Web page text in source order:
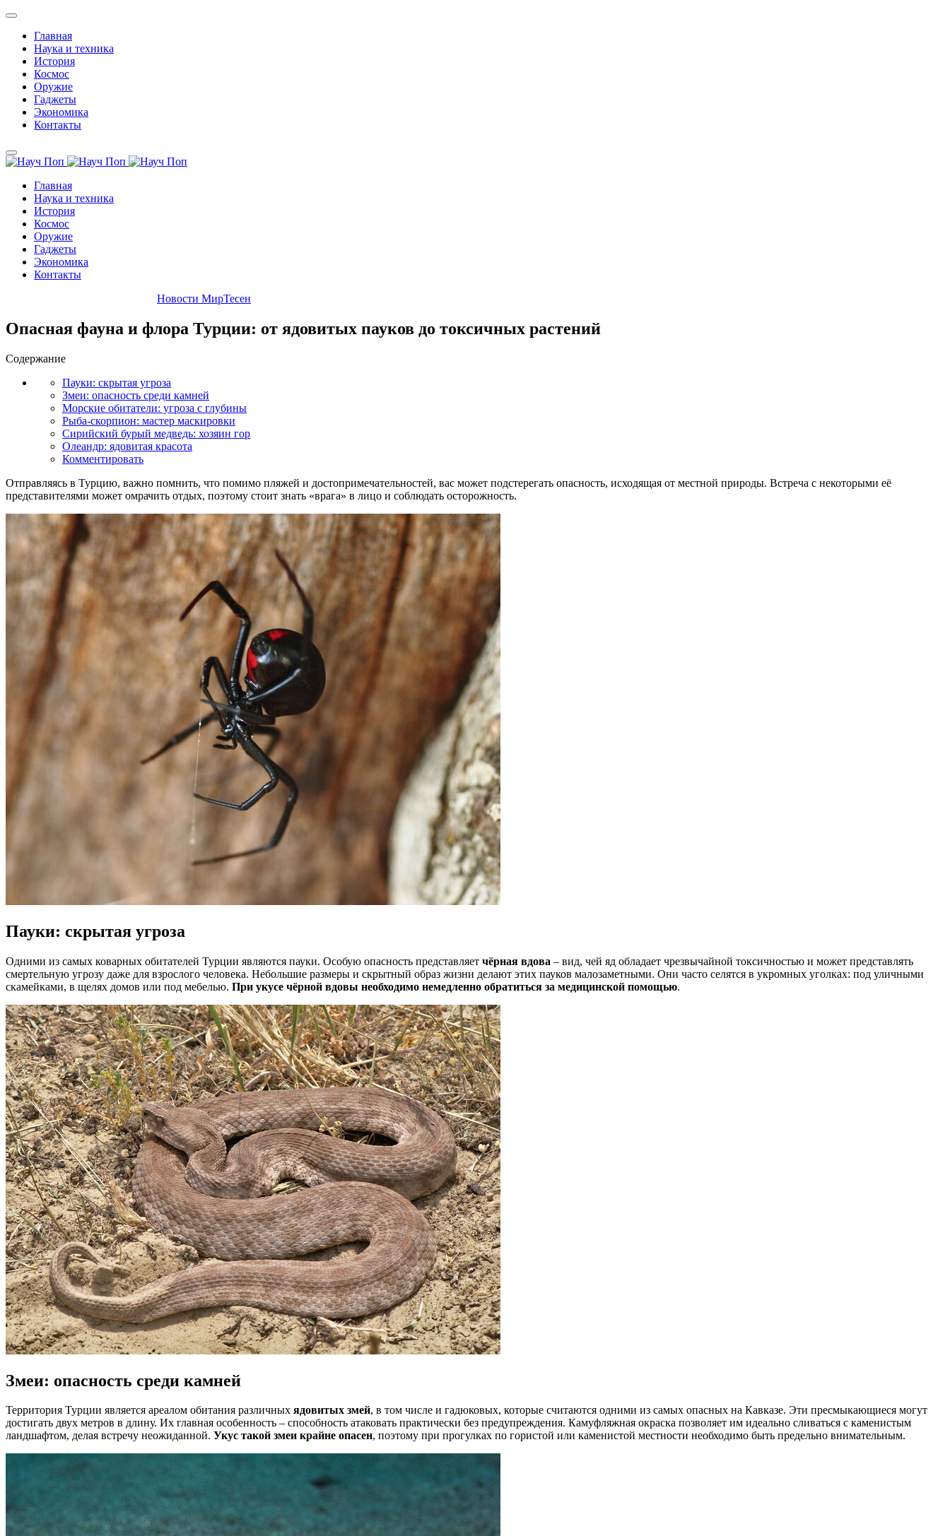
Главная
Наука и техника
История
Космос
Оружие
Гаджеты
Экономика
Контакты
Главная
Наука и техника
История
Космос
Оружие
Гаджеты
Экономика
Контакты
Новости МирТесен
Опасная фауна и флора Турции: от ядовитых пауков до токсичных растений
Содержание
Пауки: скрытая угроза
Змеи: опасность среди камней
Морские обитатели: угроза с глубины
Рыба-скорпион: мастер маскировки
Сирийский бурый медведь: хозяин гор
Олеандр: ядовитая красота
Комментировать
Отправляясь в Турцию, важно помнить, что помимо пляжей и достопримечательностей, вас может подстерегать опасность, исходящая от местной природы. Встреча с некоторыми её
представителями может омрачить отдых, поэтому стоит знать «врага» в лицо и соблюдать осторожность.
Пауки: скрытая угроза
Одними из самых коварных обитателей Турции являются пауки. Особую опасность представляет чёрная вдова – вид, чей яд обладает чрезвычайной токсичностью и может представлять
смертельную угрозу даже для взрослого человека. Небольшие размеры и скрытный образ жизни делают этих пауков малозаметными. Они часто селятся в укромных уголках: под уличными
скамейками, в щелях домов или под мебелью. При укусе чёрной вдовы необходимо немедленно обратиться за медицинской помощью.
Змеи: опасность среди камней
Территория Турции является ареалом обитания различных ядовитых змей, в том числе и гадюковых, которые считаются одними из самых опасных на Кавказе. Эти пресмыкающиеся могут
достигать двух метров в длину. Их главная особенность – способность атаковать практически без предупреждения. Камуфляжная окраска позволяет им идеально сливаться с каменистым
ландшафтом, делая встречу неожиданной. Укус такой змеи крайне опасен, поэтому при прогулках по гористой или каменистой местности необходимо быть предельно внимательным.